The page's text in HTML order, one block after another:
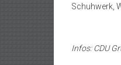
Schuhwerk,
Infos: CDU